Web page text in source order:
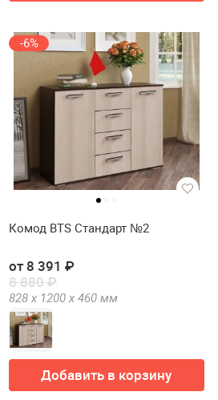
-6%
Комод BTS Стандарт №2
от 8 391 ₽
8 880 ₽
828 х 1200 х 460 мм
Добавить в корзину